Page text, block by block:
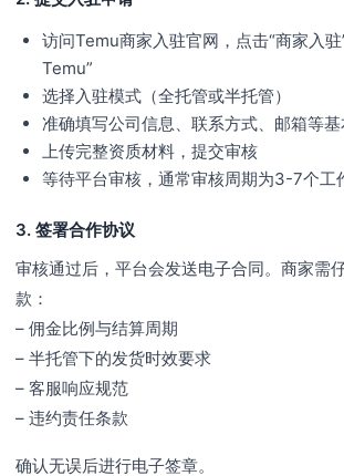
访问Temu商家入驻官网，点击“商家入
Temu”
选择入驻模式（全托管或半托管）
准确填写公司信息、联系方式、邮箱等
上传完整资质材料，提交审核
等待平台审核，通常审核周期为3-7个工
3. 签署合作协议
审核通过后，平台会发送电子合同。商家需
款：
– 佣金比例与结算周期
– 半托管下的发货时效要求
– 客服响应规范
– 违约责任条款
确认无误后进行电子签章。